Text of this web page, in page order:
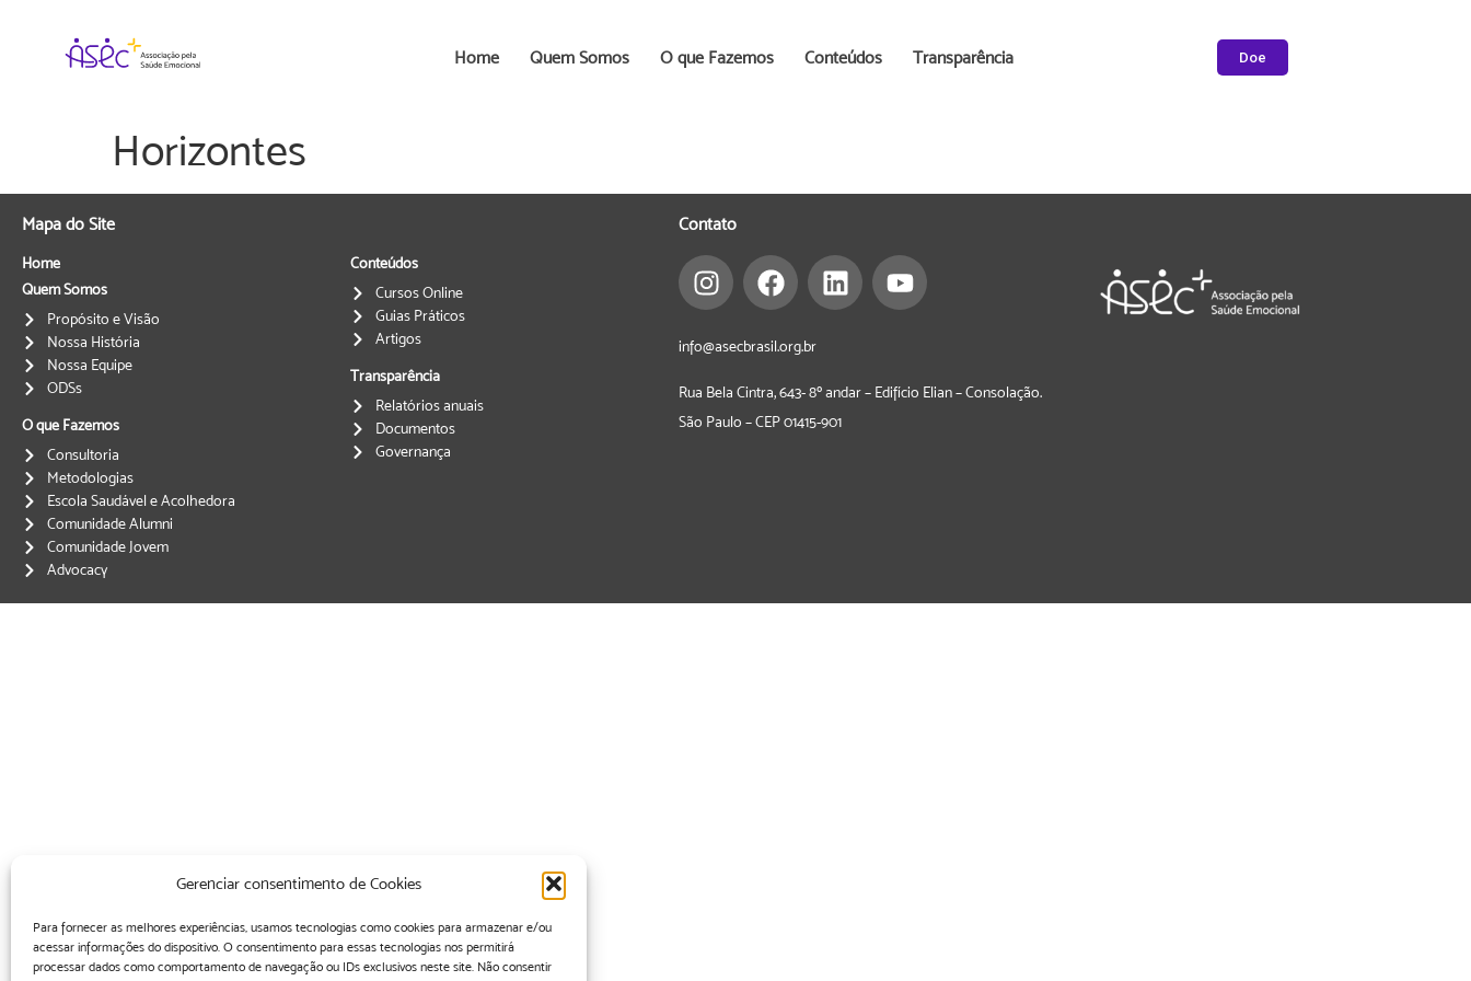
Gerenciar consentimento de Cookies
Para fornecer as melhores experiências, usamos tecnologias como cookies para armazenar e/ou
acessar informações do dispositivo. O consentimento para essas tecnologias nos permitirá
processar dados como comportamento de navegação ou IDs exclusivos neste site. Não consentir
Home Quem Somos O que Fazemos Conteúdos Transparência Doe
Horizontes
Mapa do Site Contato
Home
Quem Somos
Propósito e Visão
Nossa História
Nossa Equipe
ODSs
O que Fazemos
Consultoria
Metodologias
Escola Saudável e Acolhedora
Comunidade Alumni
Comunidade Jovem
Advocacy
Conteúdos
Cursos Online
Guias Práticos
Artigos
Transparência
Relatórios anuais
Documentos
Governança
info@asecbrasil.org.br
Rua Bela Cintra, 643- 8º andar – Edifício Elian – Consolação.
São Paulo – CEP01415-901